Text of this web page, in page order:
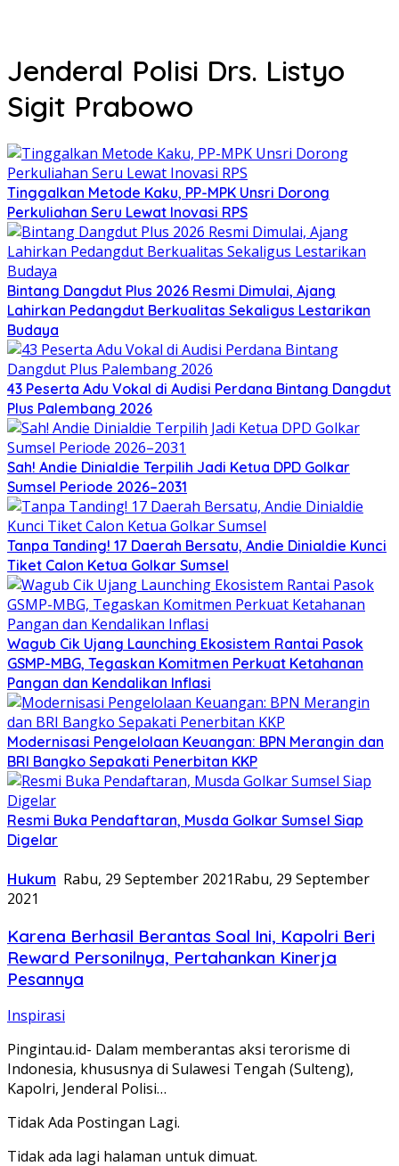
Jenderal Polisi Drs. Listyo
Sigit Prabowo
Tinggalkan Metode Kaku, PP-MPK Unsri Dorong
Perkuliahan Seru Lewat Inovasi RPS
Bintang Dangdut Plus 2026 Resmi Dimulai, Ajang
Lahirkan Pedangdut Berkualitas Sekaligus Lestarikan
Budaya
43 Peserta Adu Vokal di Audisi Perdana Bintang Dangdut
Plus Palembang 2026
Sah! Andie Dinialdie Terpilih Jadi Ketua DPD Golkar
Sumsel Periode 2026–2031
Tanpa Tanding! 17 Daerah Bersatu, Andie Dinialdie Kunci
Tiket Calon Ketua Golkar Sumsel
Wagub Cik Ujang Launching Ekosistem Rantai Pasok
GSMP-MBG, Tegaskan Komitmen Perkuat Ketahanan
Pangan dan Kendalikan Inflasi
Modernisasi Pengelolaan Keuangan: BPN Merangin dan
BRI Bangko Sepakati Penerbitan KKP
Resmi Buka Pendaftaran, Musda Golkar Sumsel Siap
Digelar
Hukum Rabu, 29 September 2021Rabu, 29 September
2021
Karena Berhasil Berantas Soal Ini, Kapolri Beri
Reward Personilnya, Pertahankan Kinerja
Pesannya
Inspirasi
Pingintau.id- Dalam memberantas aksi terorisme di
Indonesia, khususnya di Sulawesi Tengah (Sulteng),
Kapolri, Jenderal Polisi…
Tidak Ada Postingan Lagi.
Tidak ada lagi halaman untuk dimuat.